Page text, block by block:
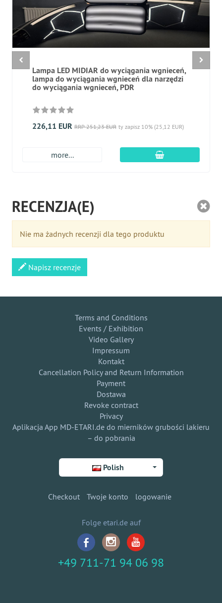
Lampa LED MIDIAR do wyciągania wgnieceń,
lampa do wyciągania wgnieceń dla narzędzi
do wyciągania wgnieceń, PDR
226,11 EUR RRP 251,23 EUR ty zapisz 10% (25,12 EUR)
more... dodaj do
RECENZJA(E)
Nie ma żadnych recenzji dla tego produktu
Napisz recenzje
Terms and Conditions
Events / Exhibition
Video Gallery
Impressum
Kontakt
Cancellation Policy and Return Information
Payment
Dostawa
Revoke contract
Privacy
Aplikacja App MD-ETARI.de do mierników grubości lakieru
– do pobrania
Polish
Checkout Twoje konto logowanie
Folge etari.de auf
+49 711-71 94 06 98